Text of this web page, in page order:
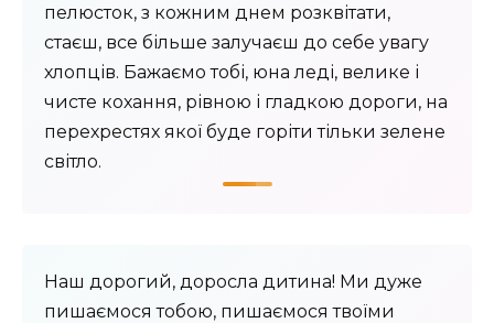
пелюсток, з кожним днем ​​розквітати,
стаєш, все більше залучаєш до себе увагу
хлопців. Бажаємо тобі, юна леді, велике і
чисте кохання, рівною і гладкою дороги, на
перехрестях якої буде горіти тільки зелене
світло.
Наш дорогий, доросла дитина! Ми дуже
пишаємося тобою, пишаємося твоїми